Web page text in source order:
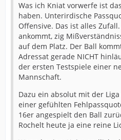
Was ich Kniat vorwerfe ist
haben. Unterirdische
Offensive. Das ist alles
ankommt, zig
auf dem Platz. Der Ball
Adressat gerade NICHT
der ersten Testspiele einer
Mannschaft.
Dazu ein absolut mit der
einer gefühlten
16er angespielt den Ball
Rochelt heute ja eine reine